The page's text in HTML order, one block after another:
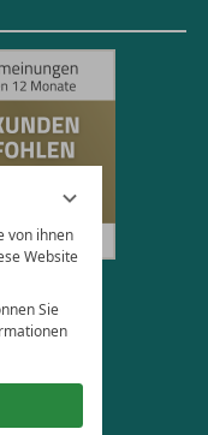
von ihnen
Website
Sie